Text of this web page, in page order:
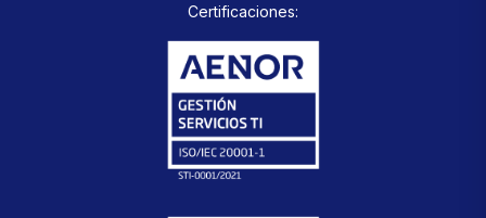
Certificaciones: